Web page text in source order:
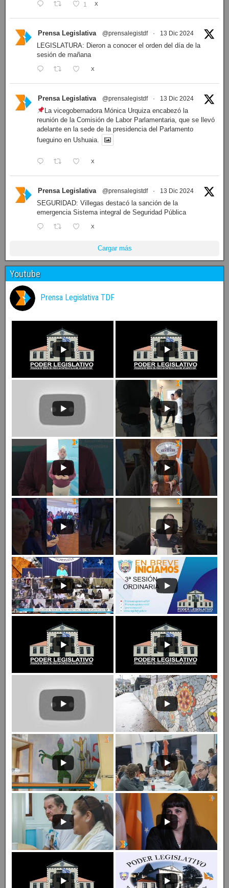
1 X
Prensa Legislativa @prensalegistdf · 13 Dic 2024
LEGISLATURA: Dieron a conocer el orden del día de la
sesión de mañana
X
Prensa Legislativa @prensalegistdf · 13 Dic 2024
La vicegobernadora Mónica Urquiza encabezó la
reunión de la Comisión de Labor Parlamentaria, que se llevó
adelante en la sede de la presidencia del Parlamento
fueguino en Ushuaia.
X
Prensa Legislativa @prensalegistdf · 13 Dic 2024
SEGURIDAD: Villegas destacó la sanción de la
emergencia Sistema integral de Seguridad Pública
X
Cargar más
Youtube
Prensa Legislativa TDF